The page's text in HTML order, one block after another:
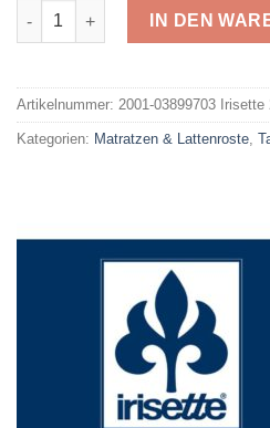
Irisette Matr. 2for4 TTFK
IN DEN
Artikelnummer: 2001-03899703 Irisette
Kategorien: Matratzen & Lattenroste,